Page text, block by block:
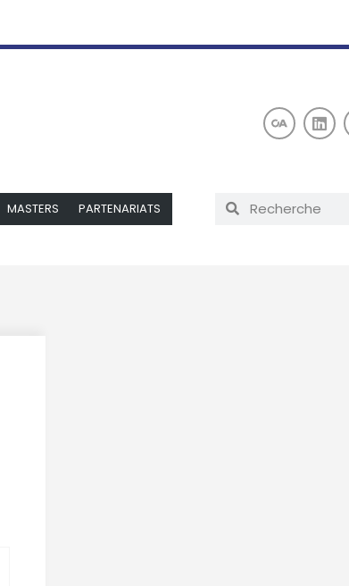
MASTERS PARTENARIATS